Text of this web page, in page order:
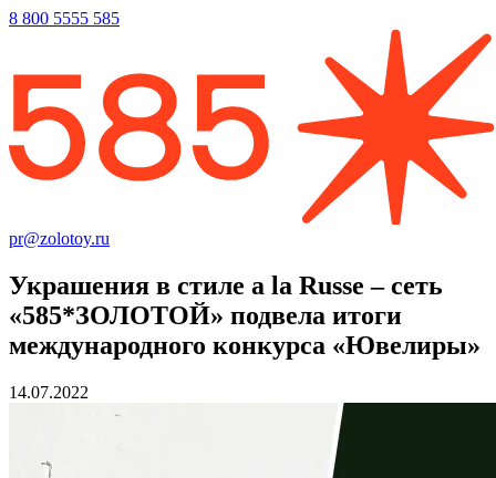
8 800 5555 585
pr@zolotoy.ru
Украшения в стиле a la Russe – сеть
«585*ЗОЛОТОЙ» подвела итоги
международного конкурса «Ювелиры»
14.07.2022